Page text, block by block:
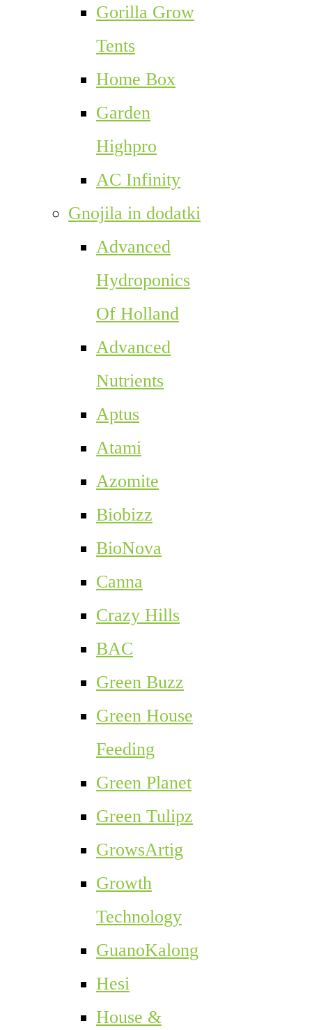
Gorilla Grow
Tents
Home Box
Garden
Highpro
AC Infinity
Gnojila in dodatki
Advanced
Hydroponics
Of Holland
Advanced
Nutrients
Aptus
Atami
Azomite
Biobizz
BioNova
Canna
Crazy Hills
BAC
Green Buzz
Green House
Feeding
Green Planet
Green Tulipz
GrowsArtig
Growth
Technology
GuanoKalong
Hesi
House &